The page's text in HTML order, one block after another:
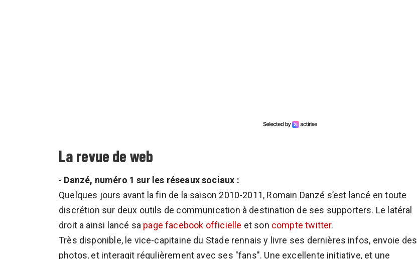
La revue de web
- Danzé, numéro 1 sur les réseaux sociaux :
Quelques jours avant la fin de la saison 2010-2011, Romain Danzé s’est lancé en toute
discrétion sur deux outils de communication à destination de ses supporters. Le latéral
droit a ainsi lancé sa page facebook officielle et son compte twitter.
Très disponible, le vice-capitaine du Stade rennais y livre ses dernières infos, envoie des
photos, et interagit régulièrement avec ses "fans". Une excellente initiative, et une